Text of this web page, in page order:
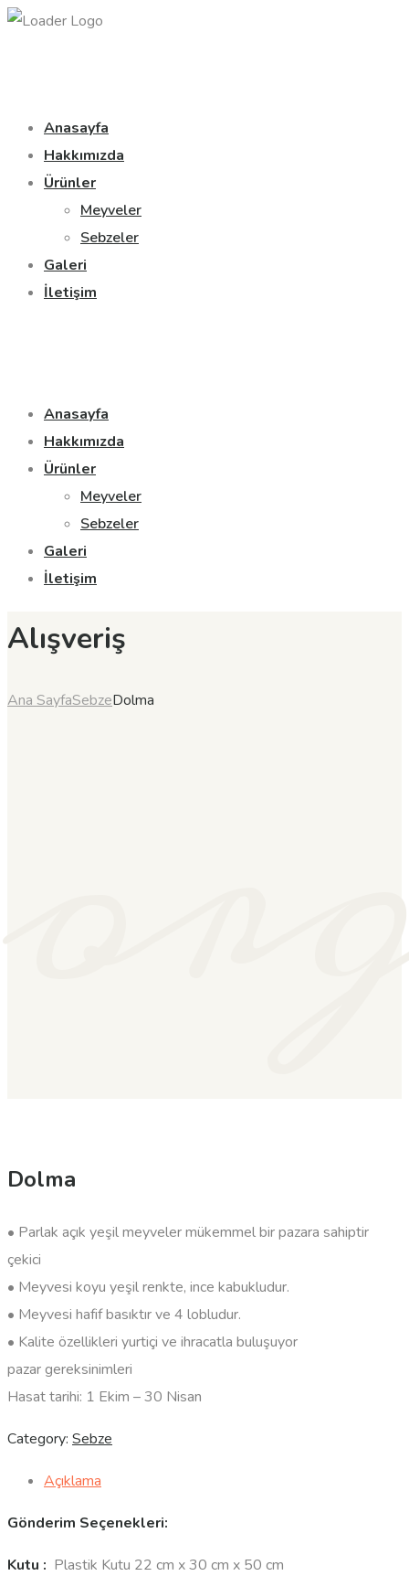
Anasayfa
Hakkımızda
Ürünler
Meyveler
Sebzeler
Galeri
İletişim
Anasayfa
Hakkımızda
Ürünler
Meyveler
Sebzeler
Galeri
İletişim
Alışveriş
Ana SayfaSebzeDolma
Dolma
• Parlak açık yeşil meyveler mükemmel bir pazara sahiptir
çekici
• Meyvesi koyu yeşil renkte, ince kabukludur.
• Meyvesi hafif basıktır ve 4 lobludur.
• Kalite özellikleri yurtiçi ve ihracatla buluşuyor
pazar gereksinimleri
Hasat tarihi: 1 Ekim – 30 Nisan
Category: Sebze
Açıklama
Gönderim Seçenekleri:
Kutu : Plastik Kutu 22 cm x 30 cm x 50 cm